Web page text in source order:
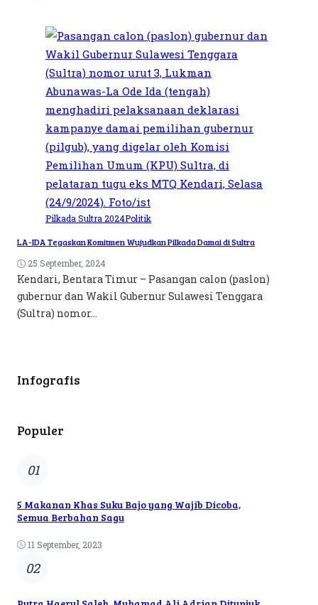
Pilkada Sultra 2024Politik
LA-IDA Tegaskan Komitmen Wujudkan Pilkada Damai di Sultra
25 September, 2024
Kendari, Bentara Timur – Pasangan calon (paslon)
gubernur dan Wakil Gubernur Sulawesi Tenggara
(Sultra) nomor...
Infografis
Populer
01
5 Makanan Khas Suku Bajo yang Wajib Dicoba,
Semua Berbahan Sagu
11 September, 2023
02